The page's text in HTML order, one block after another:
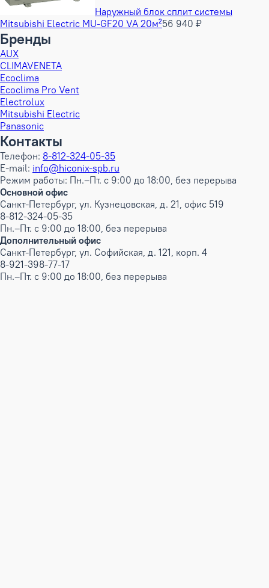
Наружный блок сплит системы
Mitsubishi Electric MU-GF20 VA 20м²56 940 ₽
Бренды
AUX
CLIMAVENETA
Ecoclima
Ecoclima Pro Vent
Electrolux
Mitsubishi Electric
Panasonic
Контакты
Телефон: 8-812-324-05-35
E-mail: info@hiconix-spb.ru
Режим работы: Пн.–Пт. с 9:00 до 18:00, без перерыва
Основной офис
Санкт-Петербург, ул. Кузнецовская, д. 21, офис 519
8-812-324-05-35
Пн.–Пт. с 9:00 до 18:00, без перерыва
Дополнительный офис
Санкт-Петербург, ул. Софийская, д. 121, корп. 4
8-921-398-77-17
Пн.–Пт. с 9:00 до 18:00, без перерыва